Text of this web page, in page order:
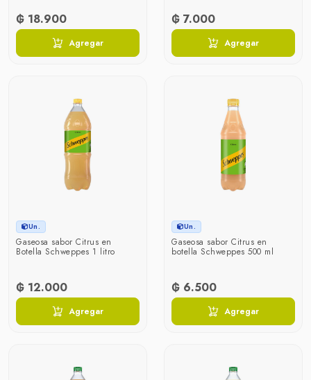
₲ 18.900
Agregar
₲ 7.000
Agregar
Un.
Gaseosa sabor Citrus en
Botella Schweppes 1 litro
₲ 12.000
Agregar
Un.
Gaseosa sabor Citrus en
botella Schweppes 500 ml
₲ 6.500
Agregar